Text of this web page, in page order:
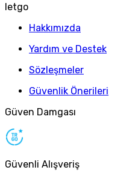
letgo
Hakkımızda
Yardım ve Destek
Sözleşmeler
Güvenlik Önerileri
Güven Damgası
Güvenli Alışveriş